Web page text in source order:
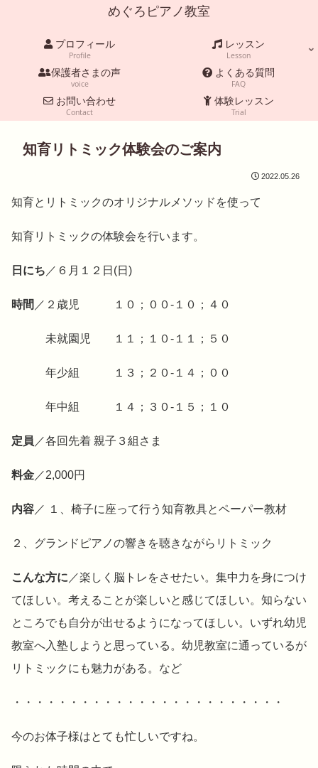
めぐろピアノ教室
プロフィール
Profile
レッスン
Lesson
保護者さまの声
voice
よくある質問
FAQ
お問い合わせ
Contact
体験レッスン
Trial
知育リトミック体験会のご案内
2022.05.26
知育とリトミックのオリジナルメソッドを使って
知育リトミックの体験会を行います。
日にち ／６月１２日(日)
時間 ／２歳児 １０；００-１０；４０
未就園児 １１；１０-１１；５０
年少組 １３；２０-１４；００
年中組 １４；３０-１５；１０
定員 ／各回先着 親子３組さま
料金 ／2,000円
内容 ／ １、椅子に座って行う知育教具とペーパー教材
２、グランドピアノの響きを聴きながらリトミック
こんな方に ／楽しく脳トレをさせたい。集中力を身につけ
てほしい。考えることが楽しいと感じてほしい。知らない
ところでも自分が出せるようになってほしい。いずれ幼児
教室へ入塾しようと思っている。幼児教室に通っているが
リトミックにも魅力がある。など
・・・・・・・・・・・・・・・・・・・・・・・・
今のお体子様はとても忙しいですね。